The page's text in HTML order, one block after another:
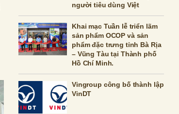
người tiêu dùng Việt
Khai mạc Tuần lễ triển lãm
sản phẩm OCOP và sản
phẩm đặc trưng tỉnh Bà Rịa
– Vũng Tàu tại Thành phố
Hồ Chí Minh.
Vingroup công bố thành lập
VinDT